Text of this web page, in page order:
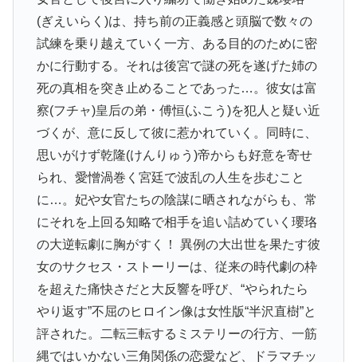
(ぎえいらく)は、持ち前の正義感と頭脳で数々の
試練を乗り越えていく一方、ある目的のために密
かに行動する。それは後宮で謎の死を遂げた姉の
死の真相を突き止めることであった…。彼女は富
察(フチャ)皇后の弟・傅恒(ふこう)を犯人と疑い近
づくが、意に反して彼に惹かれていく。同時に、
思いがけず乾隆(けんりゅう)帝からも好意を寄せ
られ、愛憎渦巻く宮廷で波乱の人生を歩むこと
に…。妃や女官たちの陰謀に晒されながらも、常
にそれを上回る知略で相手を追い詰めていく瓔珞
の大逆転劇に胸がすく！ 異例の大出世を果たす彼
女のサクセス・ストーリーは、従来の時代劇の枠
を超えた痛快さだと大反響を呼び、“やられたら
やり返す”不屈のヒロイン像は女性版“半沢直樹”と
評された。二転三転するミステリーの行方、一筋
縄ではいかない三角関係の恋愛など、ドラマチッ